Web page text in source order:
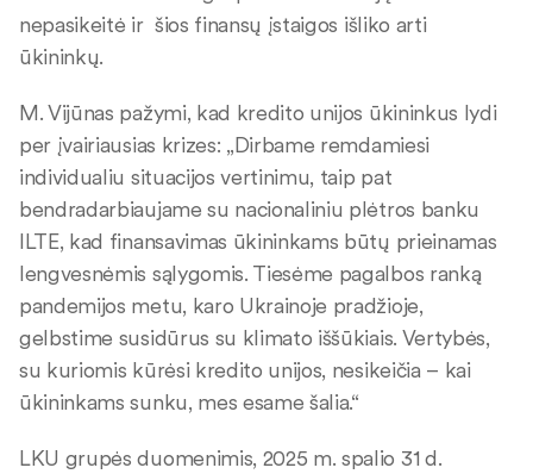
nepasikeitė ir šios finansų įstaigos išliko arti
ūkininkų.
M. Vijūnas pažymi, kad kredito unijos ūkininkus lydi
per įvairiausias krizes: „Dirbame remdamiesi
individualiu situacijos vertinimu, taip pat
bendradarbiaujame su nacionaliniu plėtros banku
ILTE, kad finansavimas ūkininkams būtų prieinamas
lengvesnėmis sąlygomis. Tiesėme pagalbos ranką
pandemijos metu, karo Ukrainoje pradžioje,
gelbstime susidūrus su klimato iššūkiais. Vertybės,
su kuriomis kūrėsi kredito unijos, nesikeičia – kai
ūkininkams sunku, mes esame šalia.“
LKU grupės duomenimis, 2025 m. spalio 31 d.